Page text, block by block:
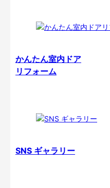
かんたん室内ドア
リフォーム
SNS ギャラリー